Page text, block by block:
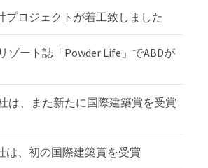
プロジェクトが着工致しました
ゾート誌「Powder Life」でABDが
は、また新たに国際建築賞を受賞
は、初の国際建築賞を受賞